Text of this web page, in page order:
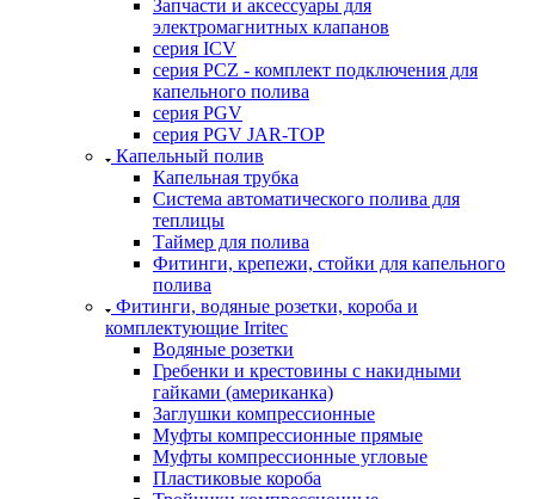
Запчасти и аксессуары для
электромагнитных клапанов
серия ICV
серия PCZ - комплект подключения для
капельного полива
серия PGV
серия PGV JAR-TOP
Капельный полив
Капельная трубка
Система автоматического полива для
теплицы
Таймер для полива
Фитинги, крепежи, стойки для капельного
полива
Фитинги, водяные розетки, короба и
комплектующие Irritec
Водяные розетки
Гребенки и крестовины с накидными
гайками (американка)
Заглушки компрессионные
Муфты компрессионные прямые
Муфты компрессионные угловые
Пластиковые короба